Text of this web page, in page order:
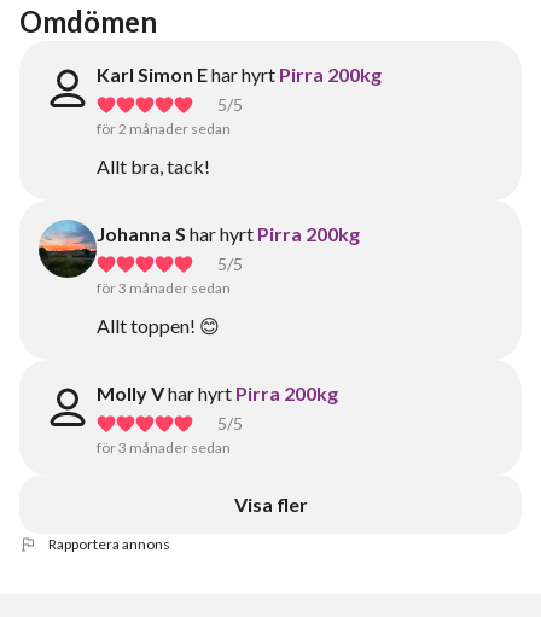
Omdömen
Karl Simon Ehar hyrt Pirra 200kg
5/5
för 2 månader sedan
Allt bra, tack!
Johanna S har hyrt Pirra 200kg
5/5
för 3 månader sedan
Allt toppen! 😊
Molly Vhar hyrt Pirra 200kg
5/5
för 3 månader sedan
Visa fler
Rapportera annons